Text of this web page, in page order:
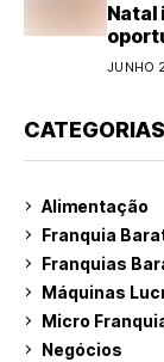
Natal
do
JUNHO
CATEGORIAS
Alimentação
Franquia
Franquias
Máquinas
Micro
Negócios